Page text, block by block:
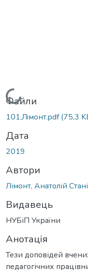
Вантажиться...
Файли
101,Лiмонт.pdf(75,3
Дата
2019
Автори
Лімонт, Анатолій
Видавець
НУБіП України
Анотація
Тези доповідей
педагогічних